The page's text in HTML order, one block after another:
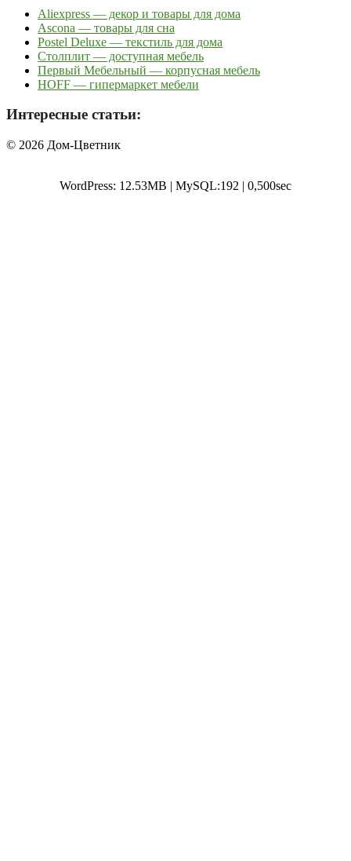
Aliexpress — декор и товары для дома
Ascona — товары для сна
Postel Deluxe — текстиль для дома
Столплит — доступная мебель
Первый Мебельный — корпусная мебель
HOFF — гипермаркет мебели
Интересные статьи:
© 2026 Дом-Цветник
WordPress: 12.53MB | MySQL:192 | 0,500sec